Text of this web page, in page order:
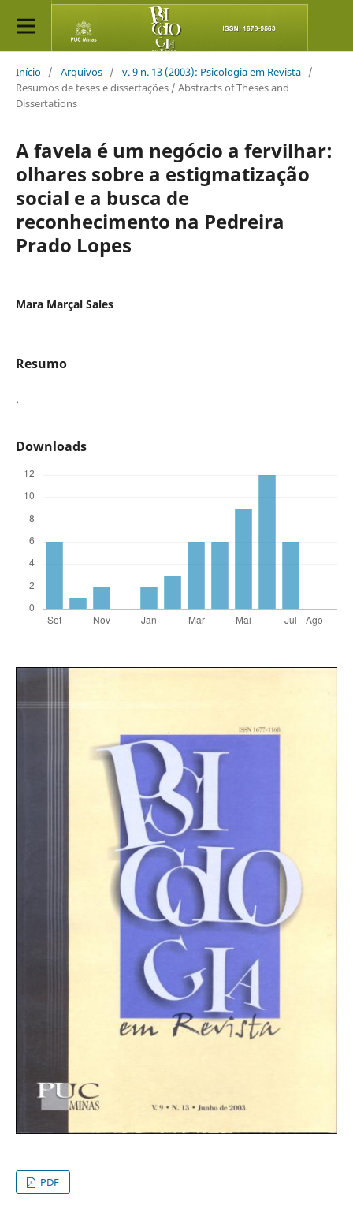
Início / Arquivos / v. 9 n. 13 (2003): Psicologia em Revista /
Resumos de teses e dissertações / Abstracts of Theses and
Dissertations
A favela é um negócio a fervilhar:
olhares sobre a estigmatização
social e a busca de
reconhecimento na Pedreira
Prado Lopes
Mara Marçal Sales
Resumo
.
Downloads
PDF